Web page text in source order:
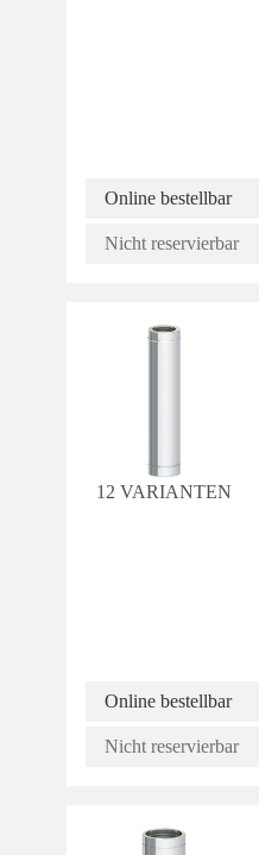
Online bestellbar
Nicht reservierbar
12 VARIANTEN
Online bestellbar
Nicht reservierbar